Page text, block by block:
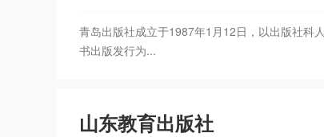
青岛出版社成立于1987年1月12日，以出版社科
书出版发行为...
山东教育出版社